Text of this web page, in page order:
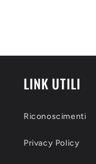
LINK UTILI
Riconoscimenti
Privacy Policy